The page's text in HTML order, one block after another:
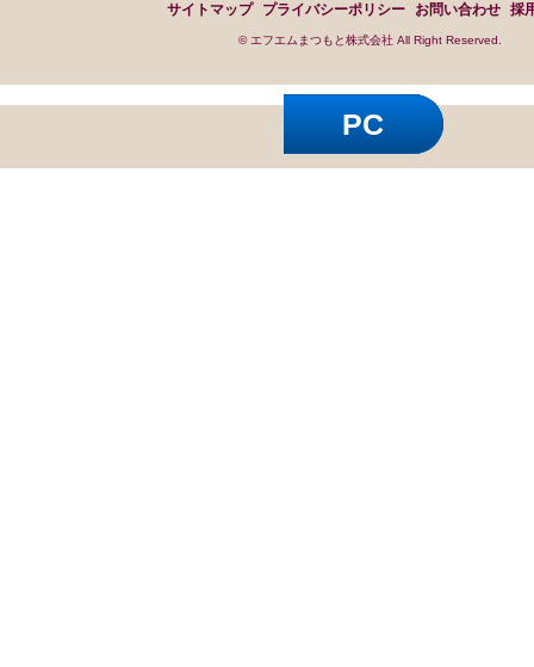
サイトマップ
プライバシーポリシー お問い合わせ 採
© エフエムまつもと株式会社 All Right Reserved.
PC